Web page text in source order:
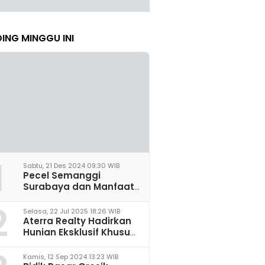
MINGGU INI
Sabtu, 21 Des 2024 09:30 WIB
Pecel Semanggi
Surabaya dan Manfaat
Saraf
Selasa, 22 Jul 2025 18:26 WIB
Aterra Realty Hadirkan
Hunian Eksklusif Khusus
Malang
Kamis, 12 Sep 2024 13:23 WIB